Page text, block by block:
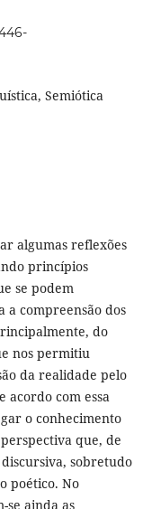
Semiótica
algumas reflexões
princípios
se podem
a compreensão dos
do
nos permitiu
da realidade pelo
acordo com essa
o conhecimento
que, de
sobretudo
poético. No
se ainda as